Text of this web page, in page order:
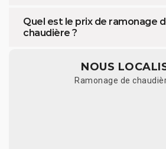
Quel est le prix de ramonage
chaudière ?
NOUS
Ramonage de